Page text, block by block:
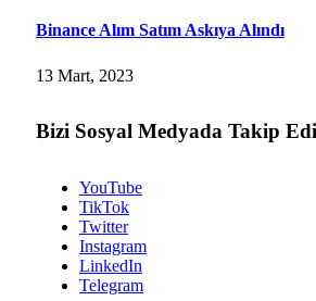
Binance Alım Satım Askıya Alındı
13 Mart, 2023
Bizi Sosyal Medyada Takip
YouTube
TikTok
Twitter
Instagram
LinkedIn
Telegram